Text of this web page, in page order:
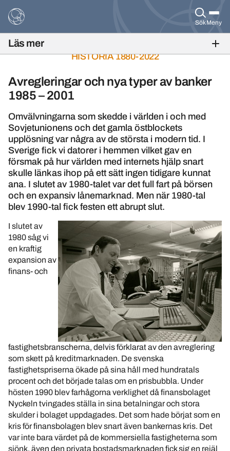
SökMeny
HISTORIA 1880-2022
Avregleringar och nya typer av banker
1985 – 2001
Omvälvningarna som skedde i världen i och med
Sovjetunionens och det gamla östblockets
upplösning var några av de största i modern tid. I
Sverige fick vi datorer i hemmen vilket gav en
försmak på hur världen med internets hjälp snart
skulle länkas ihop på ett sätt ingen tidigare kunnat
ana. I slutet av 1980-talet var det full fart på börsen
och en expansiv lånemarknad. Men när 1980-tal
blev 1990-tal fick festen ett abrupt slut.
I slutet av
1980 såg vi
en kraftig
expansion av
finans- och
fastighetsbranscherna, delvis förklarat av den avreglering
som skett på kreditmarknaden. De svenska
fastighetspriserna ökade på sina håll med hundratals
procent och det började talas om en prisbubbla. Under
hösten 1990 blev farhågorna verklighet då finansbolaget
Nyckeln tvingades ställa in sina betalningar och stora
skulder i bolaget uppdagades. Det som hade börjat som en
kris för finansbolagen blev snart även bankernas kris. Det
var inte bara värdet på de kommersiella fastigheterna som
sjönk, även den privata bostadsmarknaden fick sig en rejäl
Läs mer